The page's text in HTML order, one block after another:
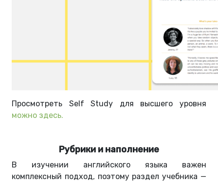
Просмотреть Self Study для высшего уровня
можно здесь.
Рубрики и наполнение
В изучении английского языка важен
комплексный подход, поэтому раздел учебника —